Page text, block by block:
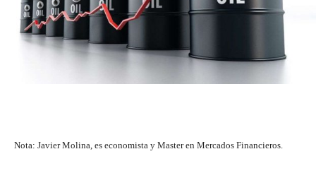
Nota: Javier Molina, es economista y Master en Mercados Financieros.